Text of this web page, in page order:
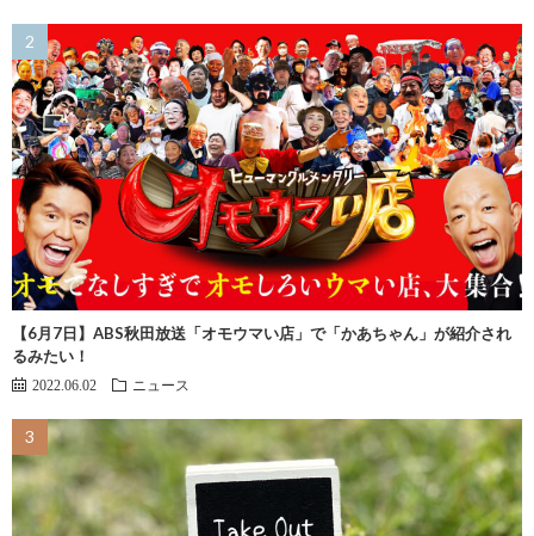
【6月7日】ABS秋田放送「オモウマい店」で「かあちゃん」が紹介され
るみたい！
2022.06.02 ニュース